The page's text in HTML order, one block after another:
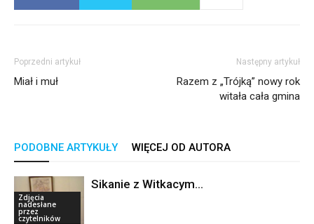
Poprzedni artykuł
Miał i muł
Następny artykuł
Razem z „Trójką” nowy rok
witała cała gmina
PODOBNE ARTYKUŁY WIĘCEJ OD AUTORA
Zdjęcia
nadesłane
przez
czytelników
Sikanie z Witkacym…